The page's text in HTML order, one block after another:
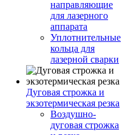
направляющие
для лазерного
аппарата
Уплотнительные
кольца для
лазерной сварки
Дуговая строжка и
экзотермическая резка
Воздушно-
дуговая строжка